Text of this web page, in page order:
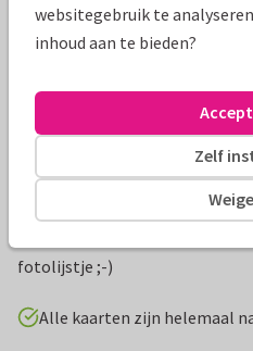
Productinformatie
Een vrolijke verhuiskaart met
fotolijstje ;-)
Alle kaarten zijn helemaal
websitegebruik te
inhoud aan te bieden?
Zelf